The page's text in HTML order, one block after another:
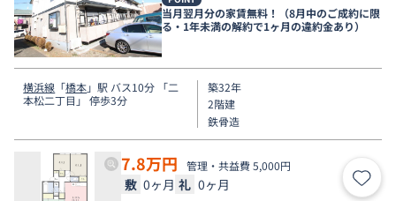
当月翌月分の家賃無料！（8月中のご成約に限
る・1年未満の解約で1ヶ月の違約金あり）
横浜線 「橋本」駅 バス10分 「二
本松二丁目」 停歩3分
築32年
2階建
鉄骨造
7.8万円 管理・共益費 5,000円
敷 0ヶ月 礼 0ヶ月 お気